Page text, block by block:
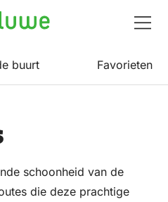
buurt Favorieten
schoonheid van de
die deze prachtige